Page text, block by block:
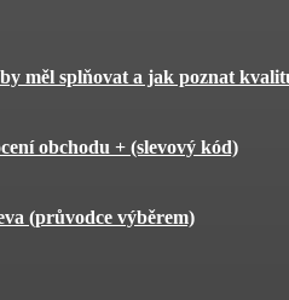
měl splňovat a jak poznat
obchodu + (slevový kód)
(průvodce výběrem)